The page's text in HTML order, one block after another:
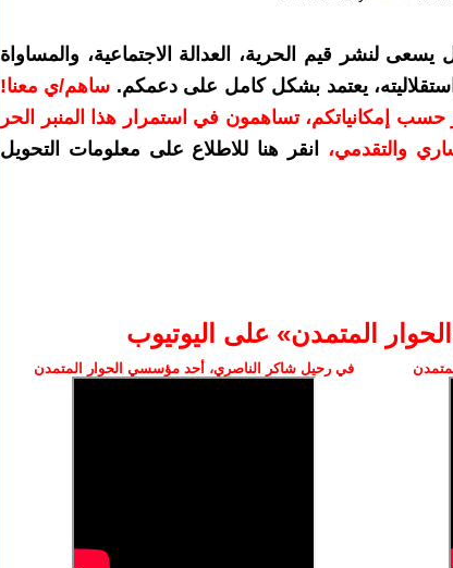
لنشر قيم الحرية، العدالة الاجتماعية، والمساواة
يعتمد بشكل كامل على دعمكم. ساهم/ي معنا!
أو أكثر حسب إمكانياتكم، تساهمون في استمرار هذا المنبر الحر
والتقدمي،
انقر هنا للاطلاع على معلومات التحويل
المتمدن» على اليوتيوب
في رحيل شاكر الناصري، أحد مؤسسي الحوار المتمدن